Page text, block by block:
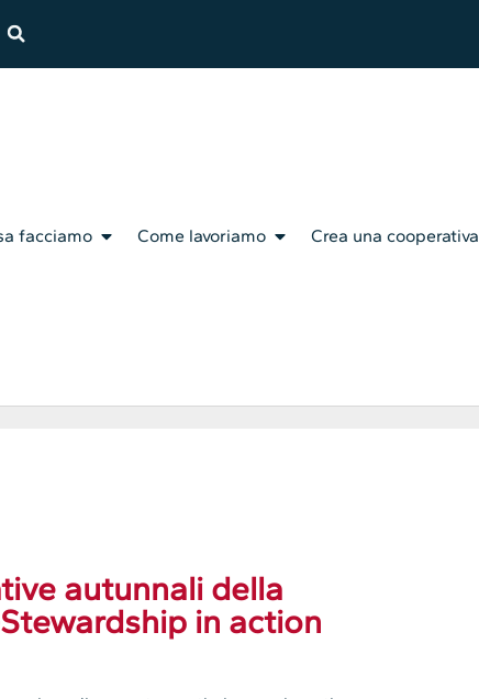
facciamo Come lavoriamo Crea una cooperativa
autunnali della
in action